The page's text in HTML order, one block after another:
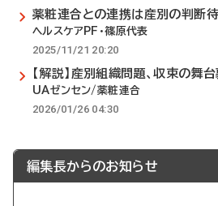
薬粧連合との連携は産別の判断
ヘルスケアPF・篠原代表
2025/11/21 20:20
【解説】産別組織問題、収束の舞
UAゼンセン/薬粧連合
2026/01/26 04:30
編集長からのお知らせ